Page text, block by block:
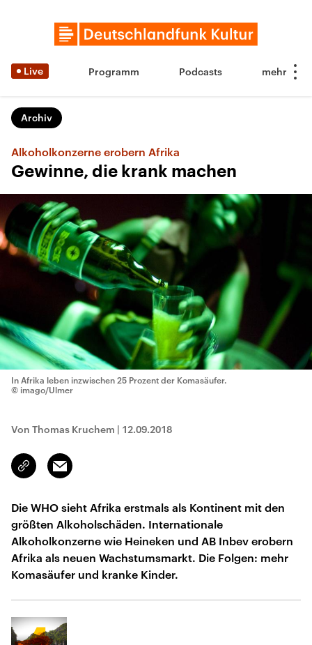
Live Programm Podcasts
Archiv
Alkoholkonzerne erobern Afrika
Gewinne, die krank machen
In Afrika leben inzwischen 25 Prozent der Komasäufer.
© imago/Ulmer
Von Thomas Kruchem | 12.09.2018
Link
kopieren/teilen
Email
Die WHO sieht Afrika erstmals als Kontinent mit den
größten Alkoholschäden. Internationale
Alkoholkonzerne wie Heineken und AB Inbev erobern
Afrika als neuen Wachstumsmarkt. Die Folgen: mehr
Komasäufer und kranke Kinder.